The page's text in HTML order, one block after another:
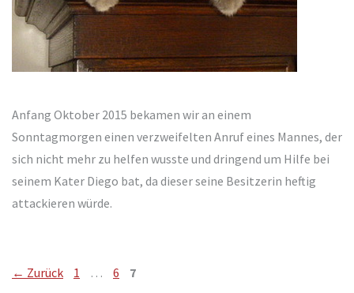
Anfang Oktober 2015 bekamen wir an einem
Sonntagmorgen einen verzweifelten Anruf eines Mannes, der
sich nicht mehr zu helfen wusste und dringend um Hilfe bei
seinem Kater Diego bat, da dieser seine Besitzerin heftig
attackieren würde.
← Zurück Seite
1 … Seite
6 Seite
7